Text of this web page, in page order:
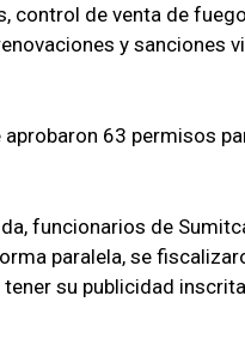
control de venta de
y sanciones
63 permisos
funcionarios de
paralela, se
su publicidad